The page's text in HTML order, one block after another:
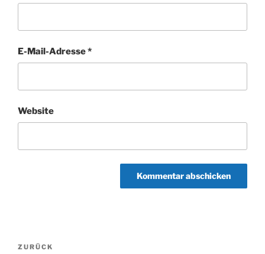
E-Mail-Adresse*
Website
Beitragsnavigation
Vorheriger
ZURÜCK